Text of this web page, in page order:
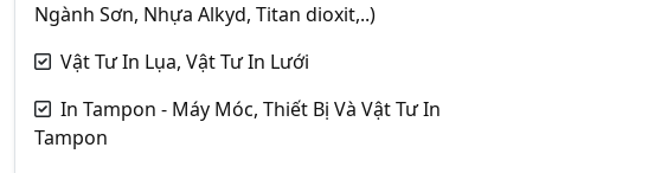
Ngành Sơn, Nhựa Alkyd, Titan dioxit,..)
Vật Tư In Lụa, Vật Tư In Lưới
In Tampon - Máy Móc, Thiết Bị Và Vật Tư In
Tampon